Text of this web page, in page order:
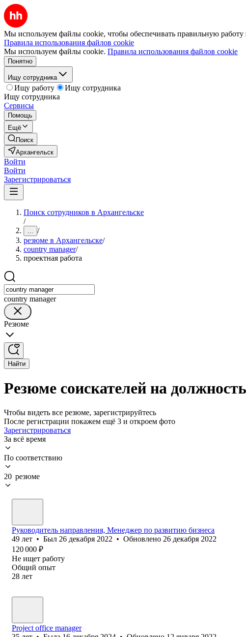
Мы используем файлы cookie, чтобы обеспечивать правильную работу
Правила использования файлов cookie
Мы используем файлы cookie. Правила использования файлов cookie
Понятно
Ищу сотрудника
Ищу работу
Ищу сотрудника
Ищу сотрудника
Сервисы
Помощь
Ещё
Поиск
Архангельск
Войти
Войти
Зарегистрироваться
Поиск сотрудников в Архангельске
/
... /
резюме в Архангельске/
country manager/
проектная работа
country manager
Резюме
Найти
Резюме соискателей на
Чтобы видеть все резюме, зарегистрируйтесь
После регистрации покажем ещё 3 и откроем фото
Зарегистрироваться
За всё время
По соответствию
20 резюме
Руководитель направления, Менеджер по развитию бизнеса
49 лет • Был 26 декабря 2022 • Обновлено 26 декабря 2022
120 000 ₽
Не ищет работу
Общий опыт
28 лет
Project office manager